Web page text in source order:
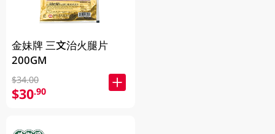
金妹牌 三文治火腿片
200GM
$34.00
$30.90